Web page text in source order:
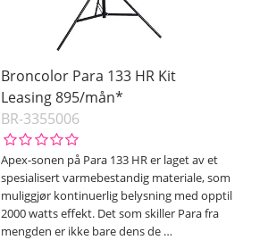
Broncolor Para 133 HR Kit
Leasing 895/mån*
BR-3355006
Apex-sonen på Para 133 HR er laget av et
spesialisert varmebestandig materiale, som
muliggjør kontinuerlig belysning med opptil
2000 watts effekt. Det som skiller Para fra
mengden er ikke bare dens de …